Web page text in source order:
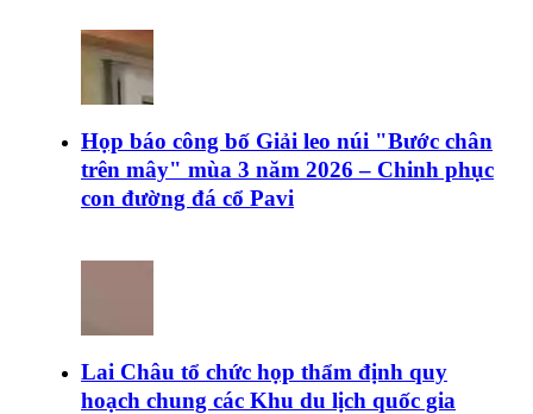
Họp báo công bố Giải leo núi "Bước chân
trên mây" mùa 3 năm 2026 – Chinh phục
con đường đá cổ Pavi
Lai Châu tổ chức họp thẩm định quy
hoạch chung các Khu du lịch quốc gia